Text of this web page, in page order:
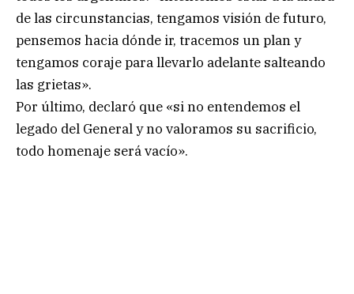
de las circunstancias, tengamos visión de futuro,
pensemos hacia dónde ir, tracemos un plan y
tengamos coraje para llevarlo adelante salteando
las grietas».
Por último, declaró que «si no entendemos el
legado del General y no valoramos su sacrificio,
todo homenaje será vacío».